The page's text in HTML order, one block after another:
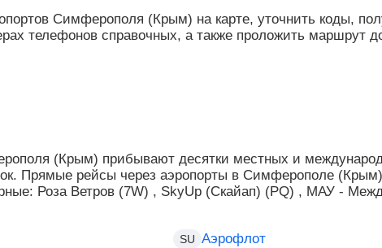
Симферополя (Крым) на карте, уточнить коды,
телефонов справочных, а также проложить маршрут
(Крым) прибывают десятки местных и
Прямые рейсы через аэропорты в Симферополе
Роза Ветров (7W) , SkyUp (Скайап) (PQ) , МАУ -
SU Аэрофлот